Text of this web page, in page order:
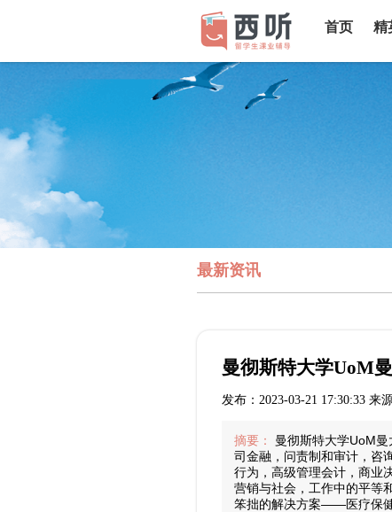
首页 精
最新资讯
曼彻斯特大学UoM
发布：2023-03-21 17:30:33 来
摘要：
曼彻斯特大学UoM
司金融，问责制和审计，咨
行为，高级管理会计，商业
营销与社会，工作中的平等
笨拙的解决方案——医疗保健